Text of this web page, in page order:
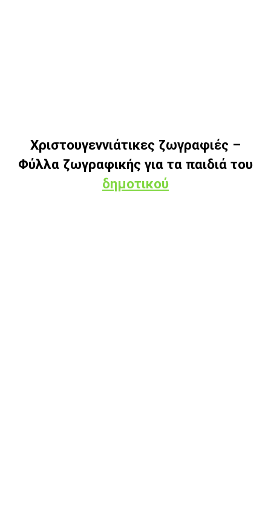
Χριστουγεννιάτικες ζωγραφιές –
Φύλλα ζωγραφικής για τα παιδιά του
δημοτικού